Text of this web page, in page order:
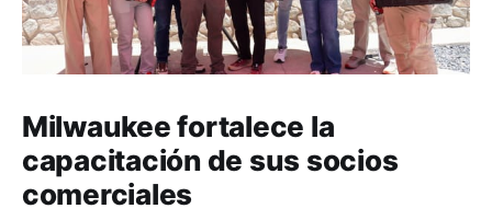
Milwaukee fortalece la
capacitación de sus socios
comerciales